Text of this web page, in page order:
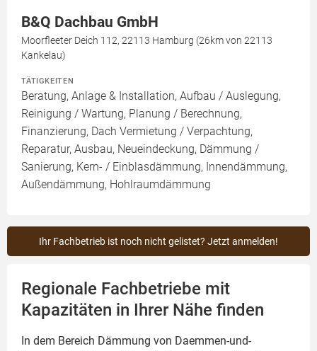
B&Q Dachbau GmbH
Moorfleeter Deich 112, 22113 Hamburg (26km von 22113
Kankelau)
TÄTIGKEITEN
Beratung, Anlage & Installation, Aufbau / Auslegung,
Reinigung / Wartung, Planung / Berechnung,
Finanzierung, Dach Vermietung / Verpachtung,
Reparatur, Ausbau, Neueindeckung, Dämmung /
Sanierung, Kern- / Einblasdämmung, Innendämmung,
Außendämmung, Hohlraumdämmung
Ihr Fachbetrieb ist noch nicht gelistet? Jetzt anmelden!
Regionale Fachbetriebe mit
Kapazitäten in Ihrer Nähe finden
In dem Bereich Dämmung von Daemmen-und-